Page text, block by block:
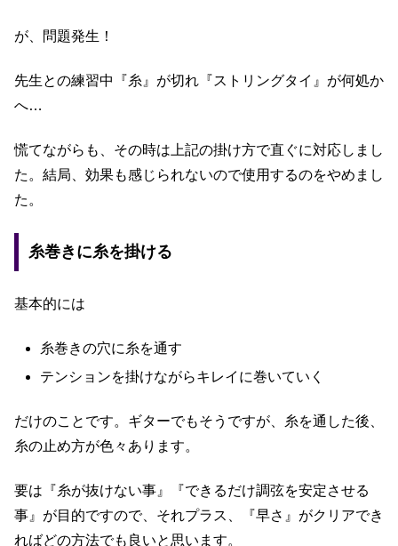
が、問題発生！
先生との練習中『糸』が切れ『ストリングタイ』が何処か
へ…
慌てながらも、その時は上記の掛け方で直ぐに対応しまし
た。結局、効果も感じられないので使用するのをやめまし
た。
糸巻きに糸を掛ける
基本的には
糸巻きの穴に糸を通す
テンションを掛けながらキレイに巻いていく
だけのことです。ギターでもそうですが、糸を通した後、
糸の止め方が色々あります。
要は『糸が抜けない事』『できるだけ調弦を安定させる
事』が目的ですので、それプラス、『早さ』がクリアでき
ればどの方法でも良いと思います。